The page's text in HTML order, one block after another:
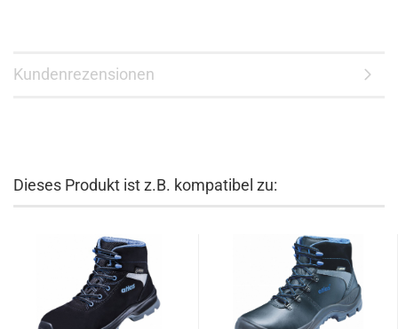
Kundenrezensionen
Dieses Produkt ist z.B. kompatibel zu: